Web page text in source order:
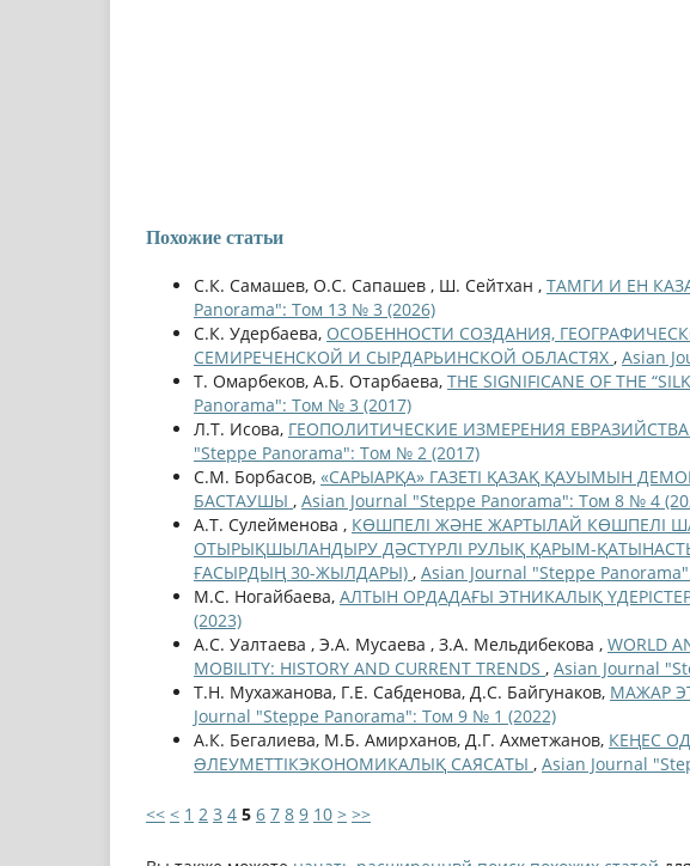
Похожие статьи
С.К. Самашев, О.С. Сапашев , Ш. Сейтхан , ТАМГИ И ЕН
Panorama": Том 13 № 3 (2026)
С.К. Удербаева, ОСОБЕННОСТИ СОЗДАНИЯ,
СЕМИРЕЧЕНСКОЙ И СЫРДАРЬИНСКОЙ ОБЛАСТЯХ , Asian
Т. Oмарбеков, A.Б. Отарбаева, THE SIGNIFICANE OF THE
Panorama": Том № 3 (2017)
Л.Т. Исова, ГЕОПОЛИТИЧЕСКИЕ ИЗМЕРЕНИЯ
"Steppe Panorama": Том № 2 (2017)
С.М. Борбасов, «САРЫАРҚА» ГАЗЕТІ ҚАЗАҚ ҚАУЫМЫН
БАСТАУШЫ , Asian Journal "Steppe Panorama": Том 8 № 4
А.Т. Сулейменова , КӨШПЕЛІ ЖӘНЕ ЖАРТЫЛАЙ КӨШПЕЛІ
ОТЫРЫҚШЫЛАНДЫРУ ДӘСТҮРЛІ РУЛЫҚ ҚАРЫМ-
ҒАСЫРДЫҢ 30-ЖЫЛДАРЫ) , Asian Journal "Steppe
М.С. Ногайбаева, АЛТЫН ОРДАДАҒЫ ЭТНИКАЛЫҚ
(2023)
А.С. Уалтаева , Э.А. Мусаева , З.А. Мельдибекова , WORLD
MOBILITY: HISTORY AND CURRENT TRENDS , Asian Journal
Т.Н. Мухажанова, Г.Е. Сабденова, Д.С. Байгунаков, МАЖАР
Journal "Steppe Panorama": Том 9 № 1 (2022)
А.К. Бегалиева, М.Б. Амирханов, Д.Г. Ахметжанов, КЕҢЕС
ƏЛЕУМЕТТІКЭКОНОМИКАЛЫҚ САЯСАТЫ , Asian Journal
<< < 1 2 3 4 5 6 7 8 9 10 > >>